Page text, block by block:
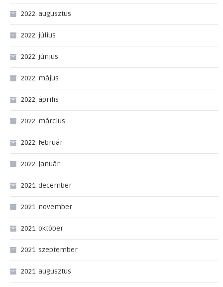
2022. augusztus
2022. július
2022. június
2022. május
2022. április
2022. március
2022. február
2022. január
2021. december
2021. november
2021. október
2021. szeptember
2021. augusztus